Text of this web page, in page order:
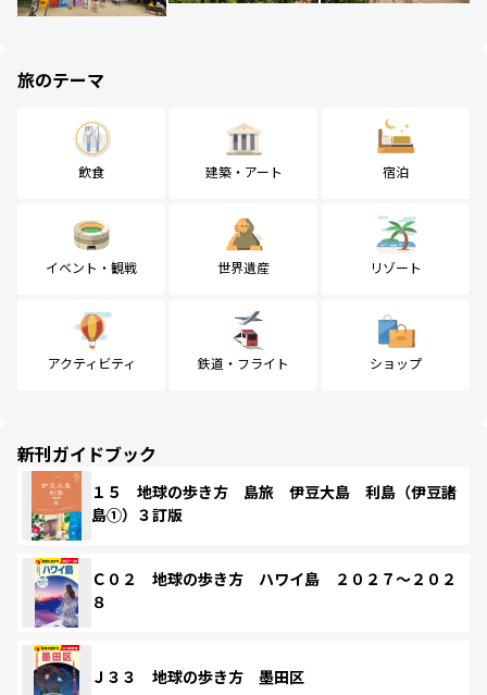
旅のテーマ
飲食 建築・アート 宿泊
イベント・観戦 世界遺産 リゾート
アクティビティ 鉄道・フライト ショップ
新刊ガイドブック
１５ 地球の歩き方 島旅 伊豆大島 利島（伊豆諸
島①）３訂版
Ｃ０２ 地球の歩き方 ハワイ島 ２０２７～２０２
８
Ｊ３３ 地球の歩き方 墨田区